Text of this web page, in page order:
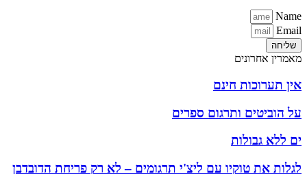
Name
Email
שליחה
מאמרין אחרונים
אין תערוכות חינם
על הוביטים ותרגום ספרים
ים ללא גבולות
לגלות את טוקיו עם ליצ'י תרגומים – לא רק פריחת הדובדבן